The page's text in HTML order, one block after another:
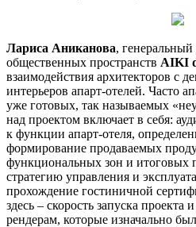
Лариса Аниканова,
общественных пространств AIKI
взаимодействия архитекторов с
интерьеров апарт-отелей. Часто
уже готовых, так называемых
над проектом включает в себя:
к функции апарт-отеля,
формирование продаваемых
функциональных зон и итоговых
стратегию управления и
прохождение гостиничной
здесь – скорость запуска проекта
рендерам, которые изначально